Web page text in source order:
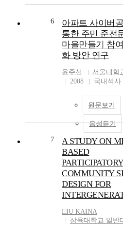
wisdom of research,
design knowledge to
schools.
underserved and
communities and
This dissertation
project ecosystem and
dynamics in which
and participants exist
collaborating on
and their
exploration, I look to
types of and
to build a framework
ending process.The
empirical studies in
dissertation address
dynamics and roles
community-based
design projects and
teams. From this work
how we can
6
아파트 사이버
통한 주민 준전
마을만들기 참
화 방안 연구
윤주선
서울대학
2008
국내석사
원문보기
음성듣기
7
A STUDY ON
BASED
COMMUNITY
DESIGN FOR
LIU KAINA
삼육대학교 일반